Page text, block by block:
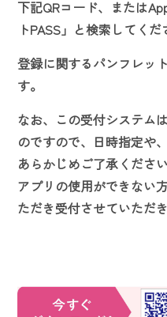
下記QRコード、または
トPASS」と検索してくだ
登録に関するパンフレッ
す。
なお、この受付システム
のですので、日時指定や
あらかじめご了承ください
アプリの使用ができない
ただき受付させていただき